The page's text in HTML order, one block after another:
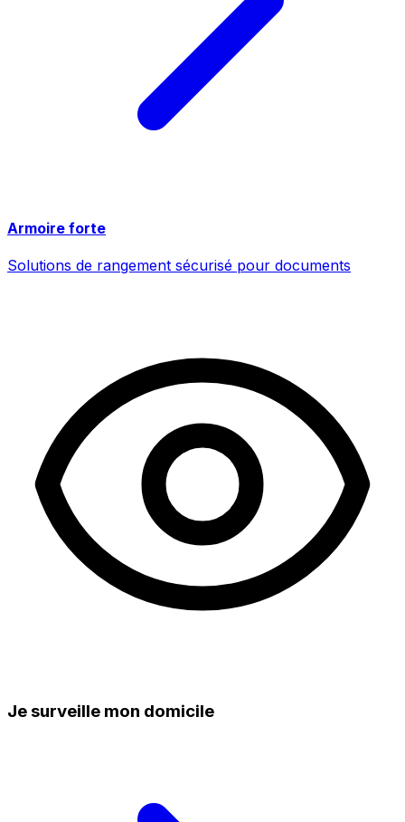
Armoire forte
Solutions de rangement sécurisé pour documents
Je surveille mon domicile